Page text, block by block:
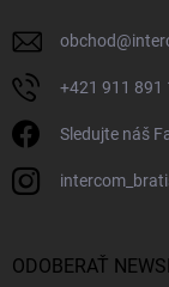
obchod@
+421 911 891
Sledujte náš
ODOBERAŤ